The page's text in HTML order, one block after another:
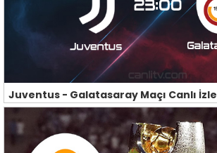
Juventus - Galatasaray Maçı Canlı İzle